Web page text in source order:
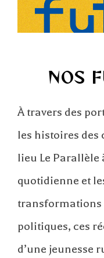
NOS
À travers des
les histoires
lieu Le Parallèle
quotidienne et
transformations
politiques, ces
d’une jeunesse